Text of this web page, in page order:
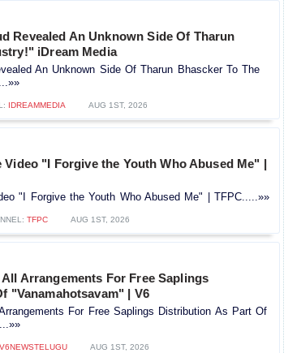
Revealed An Unknown Side Of Tharun
iDream Media
An Unknown Side Of Tharun Bhascker To The
IDREAMMEDIA AUG 1ST, 2026
Video "I Forgive the Youth Who Abused Me" |
"I Forgive the Youth Who Abused Me" | TFPC.....»»
TFPC AUG 1ST, 2026
Arrangements For Free Saplings
"Vanamahotsavam" | V6
For Free Saplings Distribution As Part Of
V6NEWSTELUGU AUG 1ST, 2026